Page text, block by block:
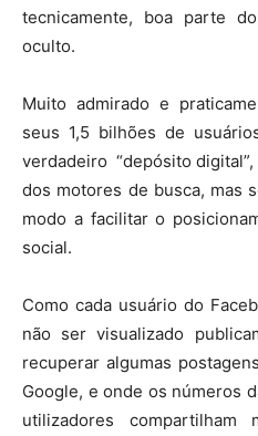
tecnicamente, boa parte
oculto.
Muito admirado e
seus 1,5 bilhões de
verdadeiro “depósito
dos motores de busca, mas
modo a facilitar o
social.
Como cada usuário do
não ser visualizado
recuperar algumas
Google, e onde os números
utilizadores